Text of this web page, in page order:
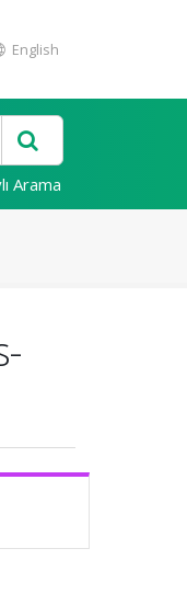
English
Arama